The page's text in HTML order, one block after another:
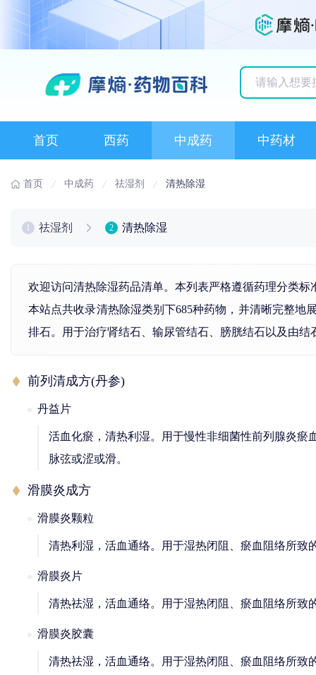
首页 西药 中成药 中药材
首页 中成药 祛湿剂 清热除湿
祛湿剂 2 清热除湿
欢迎访问清热除湿药品清单。本列表严格遵循药理分类
本站点共收录清热除湿类别下685种药物，并清晰完整
排石。用于治疗肾结石、输尿管结石、膀胱结石以及由
前列清成方(丹参)
丹益片
活血化瘀，清热利湿。用于慢性非细菌性前列腺炎
脉弦或涩或滑。
滑膜炎成方
滑膜炎颗粒
清热利湿，活血通络。用于湿热闭阻、瘀血阻络所
滑膜炎片
清热祛湿，活血通络。用于湿热闭阻、瘀血阻络所
滑膜炎胶囊
清热祛湿，活血通络。用于湿热闭阻、瘀血阻络所